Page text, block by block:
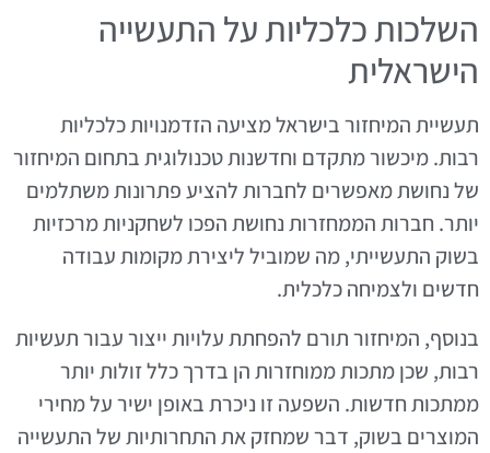
השלכות כלכליות על התעשייה
הישראלית
תעשיית המיחזור בישראל מציעה הזדמנויות כלכליות
רבות. מיכשור מתקדם וחדשנות טכנולוגית בתחום המיחזור
של נחושת מאפשרים לחברות להציע פתרונות משתלמים
יותר. חברות הממחזרות נחושת הפכו לשחקניות מרכזיות
בשוק התעשייתי, מה שמוביל ליצירת מקומות עבודה
חדשים ולצמיחה כלכלית.
בנוסף, המיחזור תורם להפחתת עלויות ייצור עבור תעשיות
רבות, שכן מתכות ממוחזרות הן בדרך כלל זולות יותר
ממתכות חדשות. השפעה זו ניכרת באופן ישיר על מחירי
המוצרים בשוק, דבר שמחזק את התחרותיות של התעשייה